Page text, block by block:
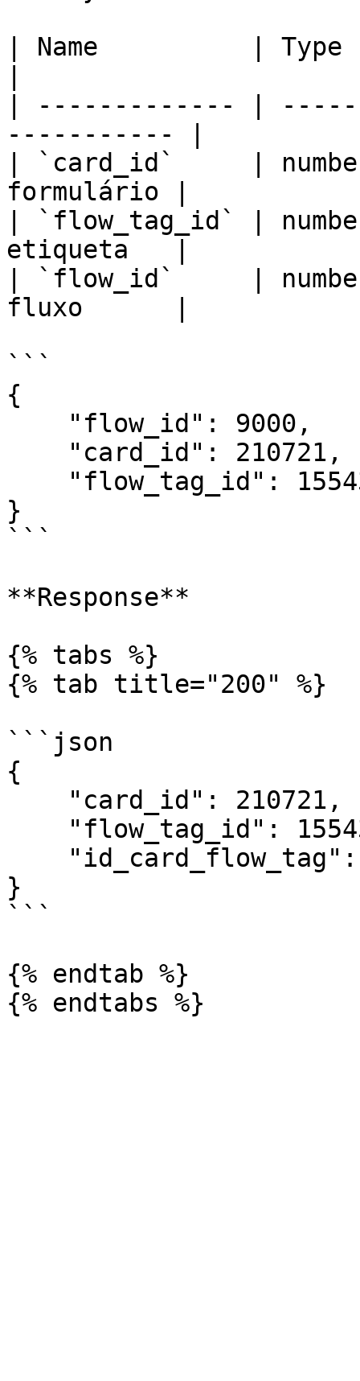
| Name          | Type
| ------------- |
----------- |
| `card_id`     |
formulário |
| `flow_tag_id` |
etiqueta   |
| `flow_id`     |
fluxo      |
```
{
}
```
**Response**
{% tabs %}
{% tab title="200" %}
```json
{
}
```
{% endtab %}